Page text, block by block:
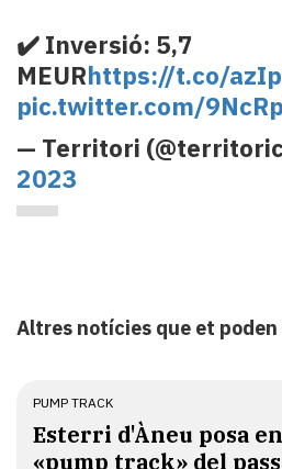
✔️ Inversió: 5,7
MEURhttps://t.co/
pic.twitter.com/
— Territori
2023
Altres notícies que et
PUMP TRACK
Esterri d'Àneu posa
«pump track» del